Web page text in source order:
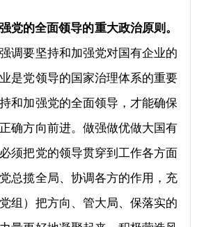
党的全面领导的重大政治原则。
调要坚持和加强党对国有企业的
是党领导的国家治理体系的重要
和加强党的全面领导，才能确保
确方向前进。做强做优做大国有
须把党的领导贯穿到工作各方面
总揽全局、协调各方的作用，充
组）把方向、管大局、保落实的